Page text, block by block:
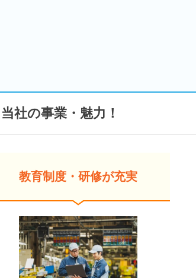
当社の事業・魅力！
教育制度・研修が充実